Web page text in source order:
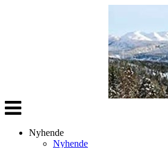
Veksle
navigasjon
Nyhende
Nyhende